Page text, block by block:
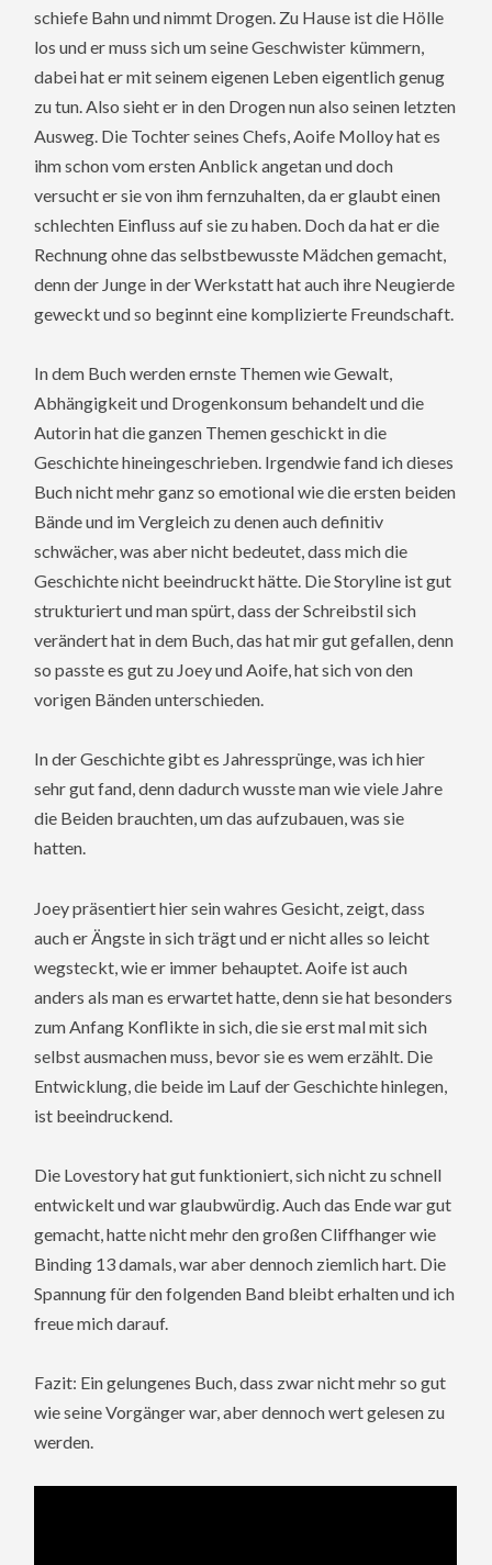
schiefe Bahn und nimmt Drogen. Zu Hause ist die Hölle
los und er muss sich um seine Geschwister kümmern,
dabei hat er mit seinem eigenen Leben eigentlich genug
zu tun. Also sieht er in den Drogen nun also seinen letzten
Ausweg. Die Tochter seines Chefs, Aoife Molloy hat es
ihm schon vom ersten Anblick angetan und doch
versucht er sie von ihm fernzuhalten, da er glaubt einen
schlechten Einfluss auf sie zu haben. Doch da hat er die
Rechnung ohne das selbstbewusste Mädchen gemacht,
denn der Junge in der Werkstatt hat auch ihre Neugierde
geweckt und so beginnt eine komplizierte Freundschaft.
In dem Buch werden ernste Themen wie Gewalt,
Abhängigkeit und Drogenkonsum behandelt und die
Autorin hat die ganzen Themen geschickt in die
Geschichte hineingeschrieben. Irgendwie fand ich dieses
Buch nicht mehr ganz so emotional wie die ersten beiden
Bände und im Vergleich zu denen auch definitiv
schwächer, was aber nicht bedeutet, dass mich die
Geschichte nicht beeindruckt hätte. Die Storyline ist gut
strukturiert und man spürt, dass der Schreibstil sich
verändert hat in dem Buch, das hat mir gut gefallen, denn
so passte es gut zu Joey und Aoife, hat sich von den
vorigen Bänden unterschieden.
In der Geschichte gibt es Jahressprünge, was ich hier
sehr gut fand, denn dadurch wusste man wie viele Jahre
die Beiden brauchten, um das aufzubauen, was sie
hatten.
Joey präsentiert hier sein wahres Gesicht, zeigt, dass
auch er Ängste in sich trägt und er nicht alles so leicht
wegsteckt, wie er immer behauptet. Aoife ist auch
anders als man es erwartet hatte, denn sie hat besonders
zum Anfang Konflikte in sich, die sie erst mal mit sich
selbst ausmachen muss, bevor sie es wem erzählt. Die
Entwicklung, die beide im Lauf der Geschichte hinlegen,
ist beeindruckend.
Die Lovestory hat gut funktioniert, sich nicht zu schnell
entwickelt und war glaubwürdig. Auch das Ende war gut
gemacht, hatte nicht mehr den großen Cliffhanger wie
Binding 13 damals, war aber dennoch ziemlich hart. Die
Spannung für den folgenden Band bleibt erhalten und ich
freue mich darauf.
Fazit: Ein gelungenes Buch, dass zwar nicht mehr so gut
wie seine Vorgänger war, aber dennoch wert gelesen zu
werden.